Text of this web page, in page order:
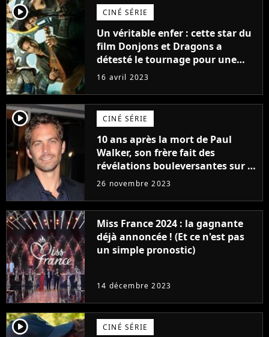
player2 CINÉ SÉRIE
Un véritable enfer : cette star du
film Donjons et Dragons a
détesté le tournage pour une
raison très spéciale
16 avril 2023
player2 CINÉ SÉRIE
10 ans après la mort de Paul
Walker, son frère fait des
révélations bouleversantes sur la
réaction des acteurs de Fast and
26 novembre 2023
Miss France 2024 : la gagnante
déjà annoncée ! (Et ce n'est pas
un simple pronostic)
14 décembre 2023
player2 CINÉ SÉRIE